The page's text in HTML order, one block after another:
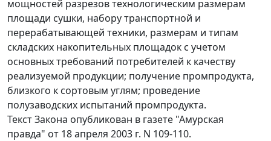
мощностей разрезов технологическим размерам
площади сушки, набору транспортной и
перерабатывающей техники, размерам и типам
складских накопительных площадок с учетом
основных требований потребителей к качеству
реализуемой продукции; получение промпродукта,
близкого к сортовым углям; проведение
полузаводских испытаний промпродукта.
Текст Закона опубликован в газете "Амурская
правда" от 18 апреля 2003 г. N 109-110.